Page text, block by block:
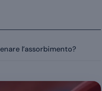
l’assorbimento?